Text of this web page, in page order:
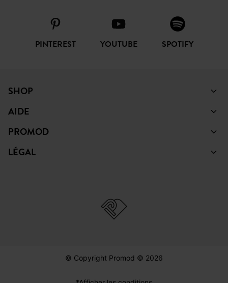
PINTEREST YOUTUBE SPOTIFY
SHOP
AIDE
PROMOD
LÉGAL
© Copyright Promod © 2026